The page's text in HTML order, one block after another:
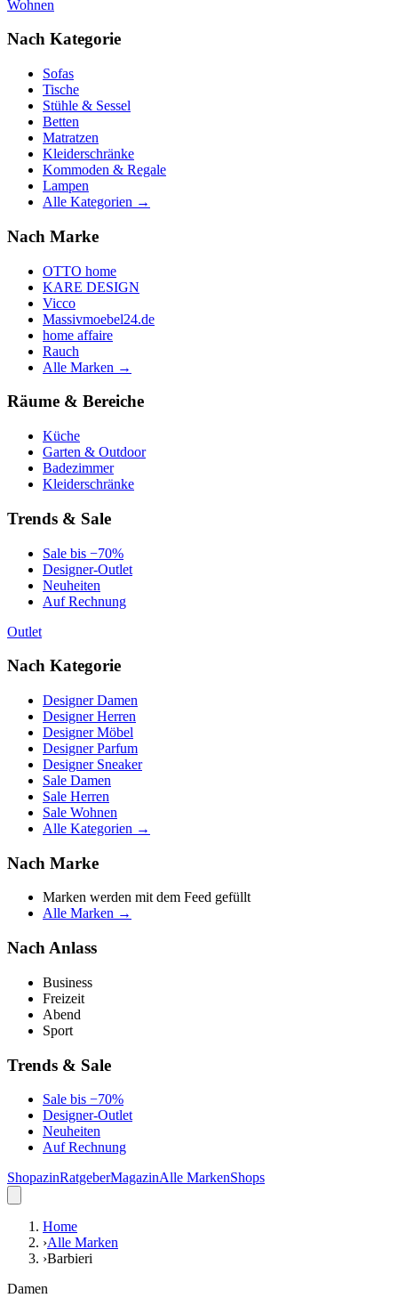
Wohnen
Nach Kategorie
Sofas
Tische
Stühle & Sessel
Betten
Matratzen
Kleiderschränke
Kommoden & Regale
Lampen
Alle Kategorien →
Nach Marke
OTTO home
KARE DESIGN
Vicco
Massivmoebel24.de
home affaire
Rauch
Alle Marken →
Räume & Bereiche
Küche
Garten & Outdoor
Badezimmer
Kleiderschränke
Trends & Sale
Sale bis −70%
Designer-Outlet
Neuheiten
Auf Rechnung
Outlet
Nach Kategorie
Designer Damen
Designer Herren
Designer Möbel
Designer Parfum
Designer Sneaker
Sale Damen
Sale Herren
Sale Wohnen
Alle Kategorien →
Nach Marke
Marken werden mit dem Feed gefüllt
Alle Marken →
Nach Anlass
Business
Freizeit
Abend
Sport
Trends & Sale
Sale bis −70%
Designer-Outlet
Neuheiten
Auf Rechnung
ShopazinRatgeberMagazinAlle MarkenShops
Home
›Alle Marken
›Barbieri
Damen